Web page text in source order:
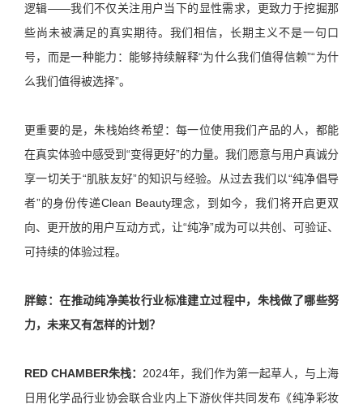
逻辑——我们不仅关注用户当下的显性需求，更致力于挖掘那
些尚未被满足的真实期待。我们相信，长期主义不是一句口
号，而是一种能力：能够持续解释“为什么我们值得信赖”“为什
么我们值得被选择”。
更重要的是，朱栈始终希望：每一位使用我们产品的人，都能
在真实体验中感受到“变得更好”的力量。我们愿意与用户真诚分
享一切关于“肌肤友好”的知识与经验。从过去我们以“纯净倡导
者”的身份传递Clean Beauty理念，到如今，我们将开启更双
向、更开放的用户互动方式，让“纯净”成为可以共创、可验证、
可持续的体验过程。
胖鲸：在推动纯净美妆行业标准建立过程中，朱栈做了哪些努
力，未来又有怎样的计划？
RED CHAMBER朱栈： 2024年，我们作为第一起草人，与上海
日用化学品行业协会联合业内上下游伙伴共同发布《纯净彩妆